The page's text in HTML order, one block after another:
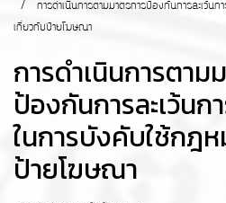
การดำเนินการตามมาตรการป้องกันการละเว้
เกี่ยวกับป้ายโฆษณา
การดำเนินการตาม
ป้องกันการละเว้น
ในการบังคับใช้กฎ
ป้ายโฆษณา